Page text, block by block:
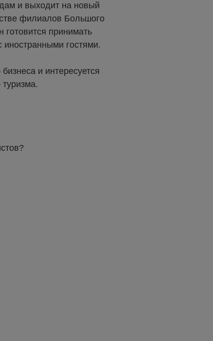
и выходит на новый
филиалов Большого
готовится принимать
иностранными гостями.
и интересуется